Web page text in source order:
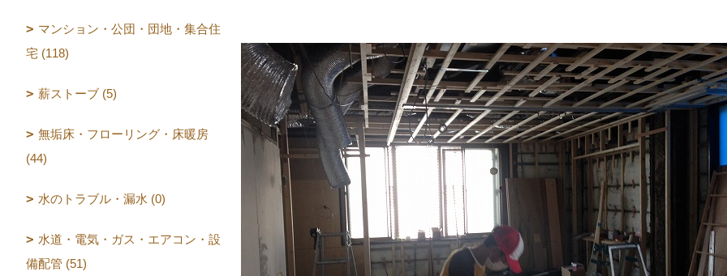
マンション・公団・団地・集合住
宅 (118)
薪ストーブ (5)
無垢床・フローリング・床暖房
(44)
水のトラブル・漏水 (0)
水道・電気・ガス・エアコン・設
備配管 (51)